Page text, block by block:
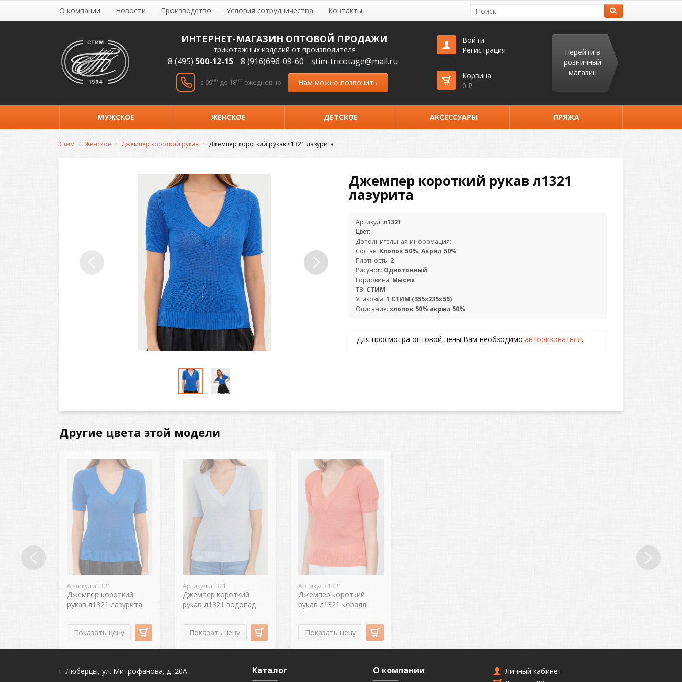
О компании Новости Производство Условия сотрудничества Контакты
ИНТЕРНЕТ-МАГАЗИН ОПТОВОЙ ПРОДАЖИ
трикотажных изделий от производителя
8 (495) 500-12-15 8 (916)696-09-60 stim-tricotage@mail.ru
c 0900 до 1800 ежедневно Нам можно позвонить
Войти
Регистрация
Корзина
0 ₽
Перейти в
розничный
магазин
МУЖСКОЕ ЖЕНСКОЕ ДЕТСКОЕ АКСЕССУАРЫ ПРЯЖА
Стим Женское Джемпер короткий рукав Джемпер короткий рукав л1321 лазурита
Джемпер короткий рукав л1321
лазурита
Артикул: л1321
Цвет:
Дополнительная информация:
Состав: Хлопок 50%, Акрил 50%
Плотность: 2
Рисунок: Однотонный
Горловина: Мысик
ТЗ: СТИМ
Упаковка: 1 СТИМ (355х235х55)
Описание: хлопок 50% акрил 50%
Для просмотра оптовой цены Вам необходимо авторизоваться.
Другие цвета этой модели
Артикул л1321
Джемпер короткий
рукав л1321 лазурита
Показать цену
Артикул л1321
Джемпер короткий
рукав л1321 водопад
Показать цену
Артикул л1321
Джемпер короткий
рукав л1321 коралл
Показать цену
г. Люберцы, ул. Митрофанова, д. 20А Каталог О компании
Личный кабинет